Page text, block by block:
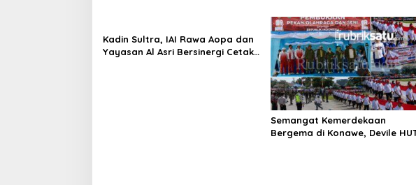
Kadin Sultra, IAI Rawa Aopa dan
Yayasan Al Asri Bersinergi Cetak
Semangat Kemerdekaan
Bergema di Konawe, Devile